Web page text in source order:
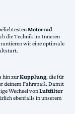
Motorrad
die Technik im Inneren
wir eine optimale
hin zurKupplung, die für
deinem Fahrspaß. Damit
Wechsel vonLuftfilter
ebenfalls in unserem